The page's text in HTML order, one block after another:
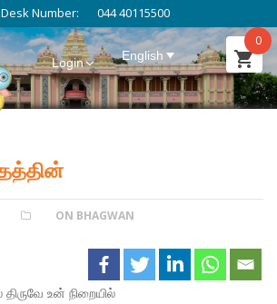
Number: 044 40115500
Login English
CATEGORIES
ON BHAGWAN
உன் நிறையில்
0